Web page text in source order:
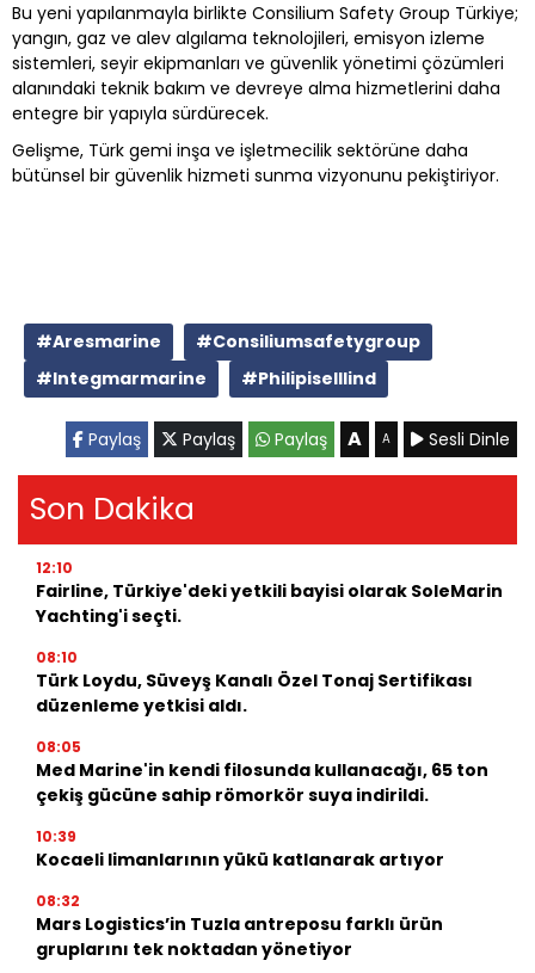
Bu yeni yapılanmayla birlikte Consilium Safety Group Türkiye;
yangın, gaz ve alev algılama teknolojileri, emisyon izleme
sistemleri, seyir ekipmanları ve güvenlik yönetimi çözümleri
alanındaki teknik bakım ve devreye alma hizmetlerini daha
entegre bir yapıyla sürdürecek.
Gelişme, Türk gemi inşa ve işletmecilik sektörüne daha
bütünsel bir güvenlik hizmeti sunma vizyonunu pekiştiriyor.
#Aresmarine
#Consiliumsafetygroup
#Integmarmarine
#Philipiselllind
Paylaş Paylaş Paylaş A A Sesli Dinle
Son Dakika
12:10
Fairline, Türkiye'deki yetkili bayisi olarak SoleMarin
Yachting'i seçti.
08:10
Türk Loydu, Süveyş Kanalı Özel Tonaj Sertifikası
düzenleme yetkisi aldı.
08:05
Med Marine'in kendi filosunda kullanacağı, 65 ton
çekiş gücüne sahip römorkör suya indirildi.
10:39
Kocaeli limanlarının yükü katlanarak artıyor
08:32
Mars Logistics’in Tuzla antreposu farklı ürün
gruplarını tek noktadan yönetiyor